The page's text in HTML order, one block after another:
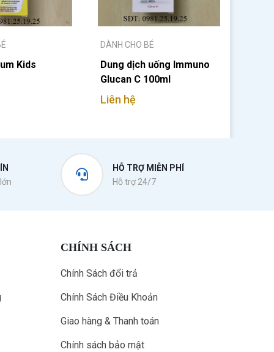
Kids
DÀNH CHO BÉ
Dung dịch uống Immuno
Glucan C 100ml
Liên hệ
HỖ TRỢ MIỄN PHÍ
Hỗ trợ 24/7
CHÍNH SÁCH
Chính Sách đổi trả
Chính Sách Điều Khoản
Giao hàng & Thanh toán
Chính sách bảo mật